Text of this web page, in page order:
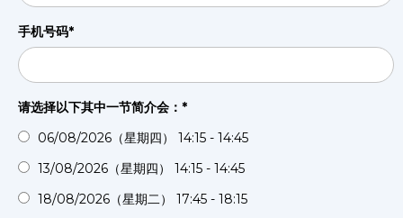
手机号码*
请选择以下其中一节简介会：*
06/08/2026（星期四） 14:15 - 14:45
13/08/2026（星期四） 14:15 - 14:45
18/08/2026（星期二） 17:45 - 18:15